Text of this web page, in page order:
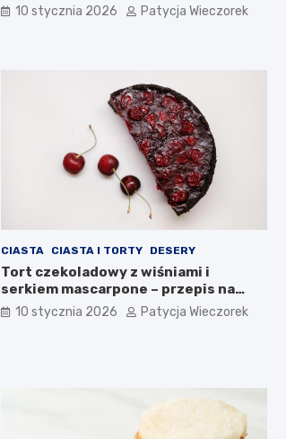
10 stycznia 2026 Patycja Wieczorek
CIASTA CIASTA I TORTY DESERY
Tort czekoladowy z wiśniami i
serkiem mascarpone – przepis na
wyjątkowy deser
10 stycznia 2026 Patycja Wieczorek